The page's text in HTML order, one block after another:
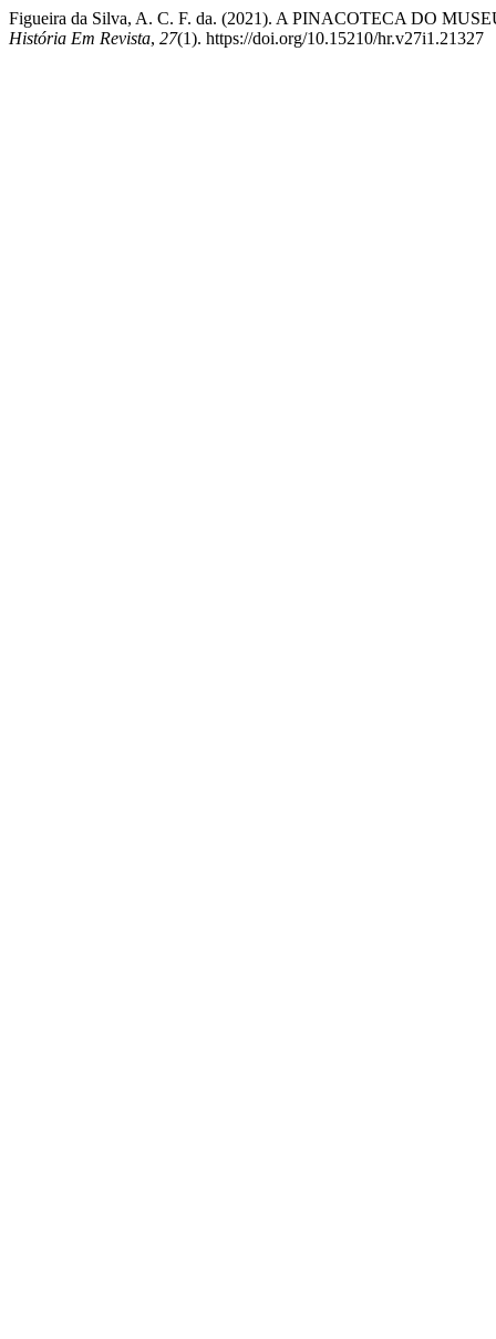
Figueira da Silva, A. C. F. da. (2021). A PINACOTECA DO
História Em Revista, 27(1). https://doi.org/10.15210/hr.v27i1.21327